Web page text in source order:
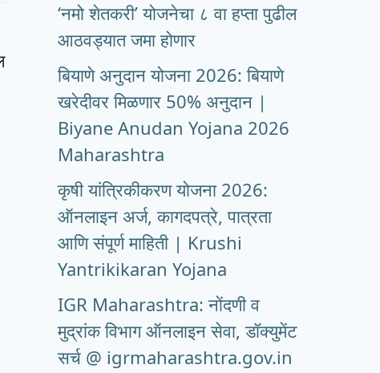
‘नमो शेतकरी’ योजनेचा ८ वा हप्ता पुढील
आठवड्यात जमा होणार
बियाणे अनुदान योजना 2026: बियाणे
खरेदीवर मिळणार 50% अनुदान |
Biyane Anudan Yojana 2026
Maharashtra
कृषी यांत्रिकीकरण योजना 2026:
ऑनलाइन अर्ज, कागदपत्रे, पात्रता
आणि संपूर्ण माहिती | Krushi
Yantrikikaran Yojana
IGR Maharashtra: नोंदणी व
मुद्रांक विभाग ऑनलाइन सेवा, डॉक्युमेंट
सर्च @ igrmaharashtra.gov.in